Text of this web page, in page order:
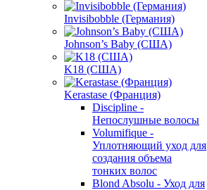
Invisibobble (Германия)
Johnson’s Baby (США)
K18 (США)
Kerastase (Франция)
Discipline -
Непослушные волосы
Volumifique -
Уплотняющий уход для
создания объема
тонких волос
Blond Absolu - Уход для